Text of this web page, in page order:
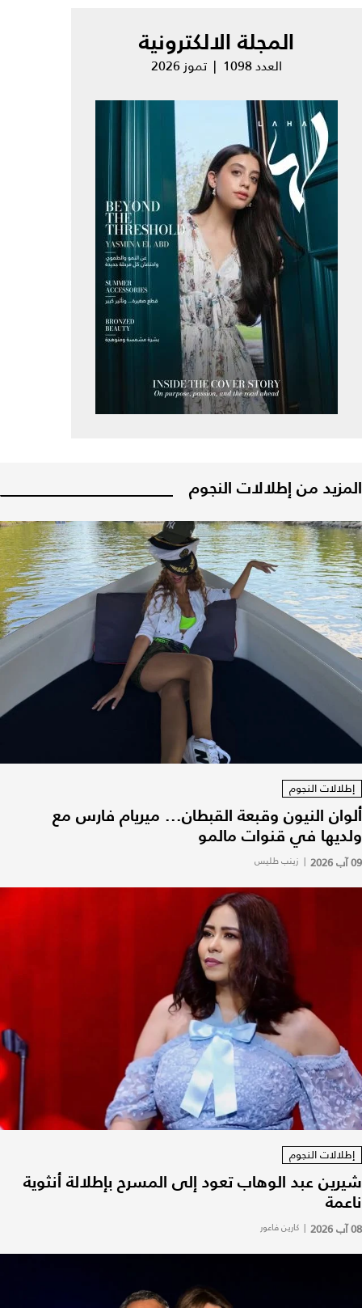
المجلة الالكترونية
العدد 1098 | تموز 2026
المزيد من إطلالات النجوم
إطلالات النجوم
ألوان النيون وقبعة القبطان... ميريام فارس مع
ولديها في قنوات مالمو
09 آب 2026 | زينب طليس
إطلالات النجوم
شيرين عبد الوهاب تعود إلى المسرح بإطلالة أنثوية
ناعمة
08 آب 2026 | كارين فاعور